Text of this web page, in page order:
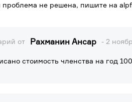
проблема не решена, пишите на
от Рахманин Ансар - 2
стоимость членства на год